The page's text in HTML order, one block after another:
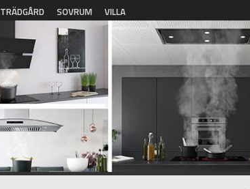
TRÄDGÅRD SOVRUM VILLA